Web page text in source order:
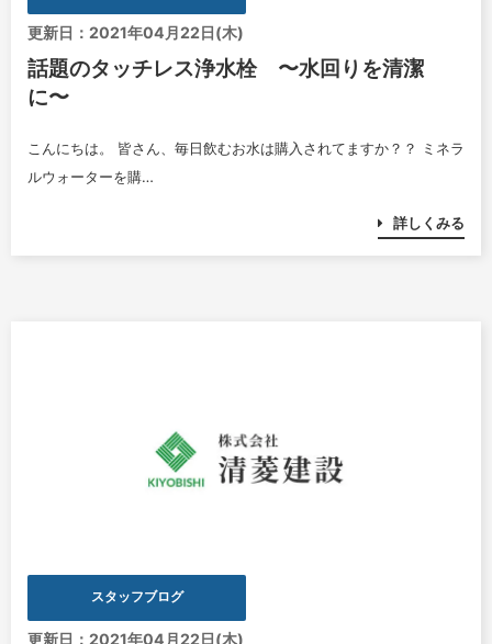
更新日：2021年04月22日(木)
話題のタッチレス浄水栓 〜水回りを清潔
に〜
こんにちは。 皆さん、毎日飲むお水は購入されてますか？？ ミネラ
ルウォーターを購…
詳しくみる
スタッフブログ
更新日：2021年04月22日(木)